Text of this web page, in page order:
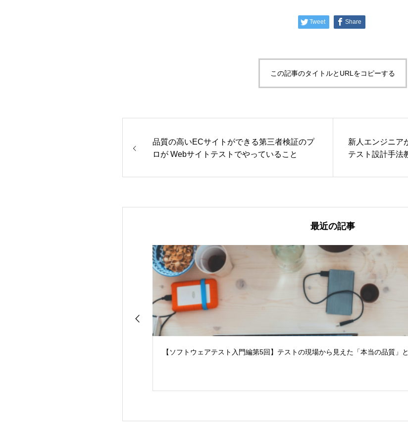
Tweet Share
この記事のタイトルとURLをコピーする
品質の高いECサイトができる第三者検証のプ
ロが Webサイトテストでやっていること
新人エンジニア
テスト設計手法
最近の記事
【ソフトウェアテスト入門編第5回】テストの現場から見えた「本当の品質」